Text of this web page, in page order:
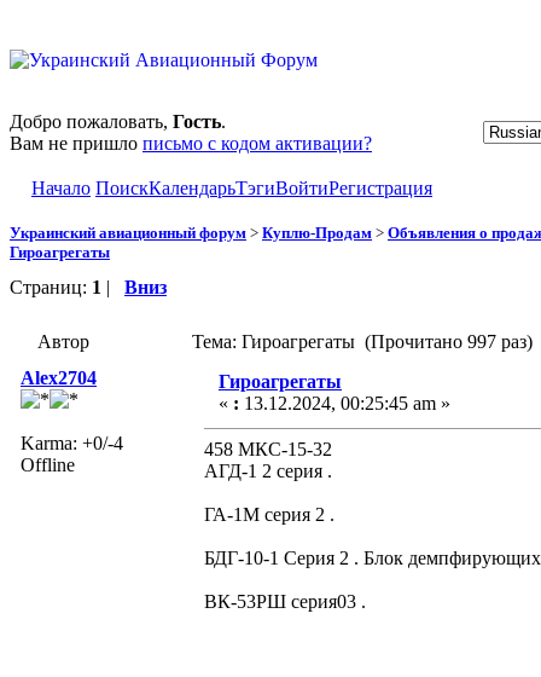
Добро пожаловать, Гость.
Вам не пришло письмо с кодом активации?
Начало ПоискКалендарьТэгиВойтиРегистрация
Украинский авиационный форум > Куплю-Продам > Объявления о
Гироагрегаты
Страниц: 1 | Вниз
Автор
Тема: Гироагрегаты (Прочитано 997 раз)
Alex2704
Karma: +0/-4
Offline
Гироагрегаты
« : 13.12.2024, 00:25:45 am »
458 МКС-15-32
АГД-1 2 серия .
ГА-1М серия 2 .
БДГ-10-1 Серия 2 . Блок демпфирующих
ВК-53РШ серия03 .